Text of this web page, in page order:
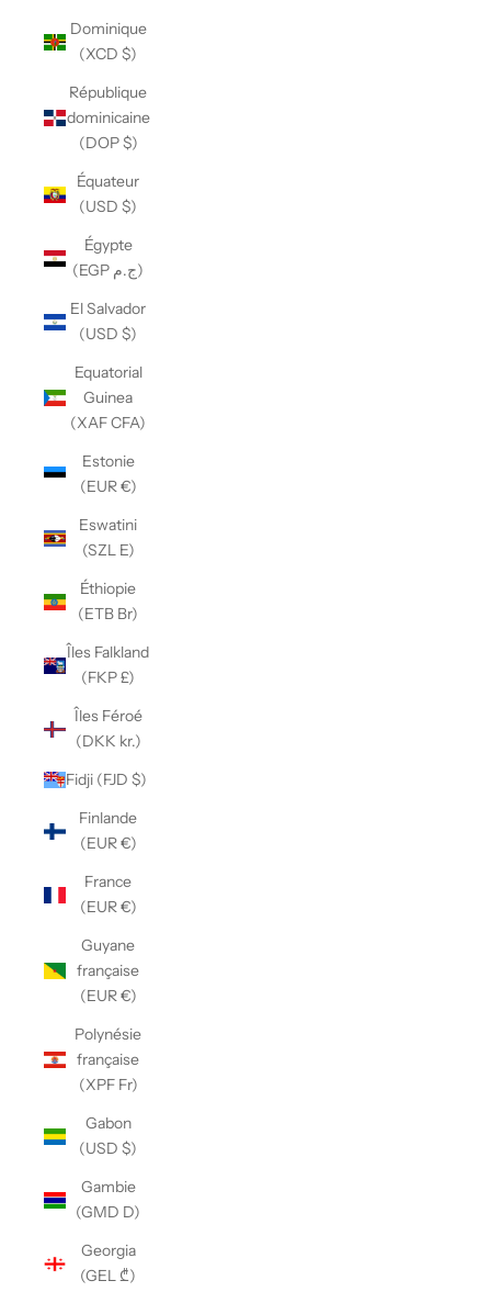
Dominique
(XCD $)
République
dominicaine
(DOP $)
Équateur
(USD $)
Égypte
(EGP ج.م)
El Salvador
(USD $)
Equatorial
Guinea
(XAF CFA)
Estonie
(EUR €)
Eswatini
(SZL E)
Éthiopie
(ETB Br)
Îles Falkland
(FKP £)
Îles Féroé
(DKK kr.)
Fidji (FJD $)
Finlande
(EUR €)
France
(EUR €)
Guyane
française
(EUR €)
Polynésie
française
(XPF Fr)
Gabon
(USD $)
Gambie
(GMD D)
Georgia
(GEL ₾)